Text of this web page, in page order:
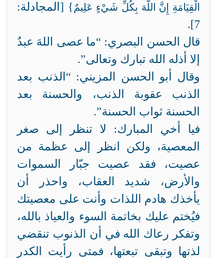
الْقِيَامَةِ إِنَّ اللَّهَ بِكُلِّ شَيْءٍ عَلِيمٌ} [المجادلة:
7].
قال الحسن البصري: “ما عصى اللهَ عبدٌ
إلا أذله الله تبارك وتعالى”.
وقال أبو الحسن المزيني: “الذنب بعد
الذنب عقوبة الذنب، والحسنة بعد
الحسنة ثواب الحسنة”.
فيا أخي المبارك: لا تنظر إلى صغر
المعصية، ولكن انظر إلى عظمة من
عصيت، فقد عصيت جبّار السموات
والأرض، شديد العقاب، واحذر أن
يأخذك هادم اللذات وأنت على معصيتك
فيُختم عليك بخاتمة السوء والعياذ بالله،
وتفكر رعاك الله في أن الذنوب تنقضي
لذتها وتبقى تبعتها، فمتى رأيت الكدر